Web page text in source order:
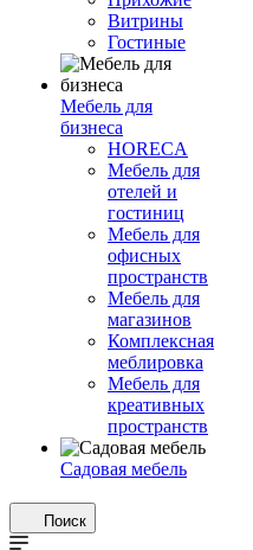
Витрины
Гостиные
Мебель для
бизнеса
HORECA
Мебель для
отелей и
гостиниц
Мебель для
офисных
пространств
Мебель для
магазинов
Комплексная
меблировка
Мебель для
креативных
пространств
Садовая мебель
Поиск